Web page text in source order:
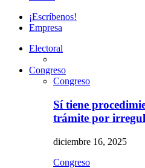
¡Escríbenos!
Empresa
Electoral
Congreso
Congreso
Sí tiene
trámite por
diciembre 16, 2025
Congreso